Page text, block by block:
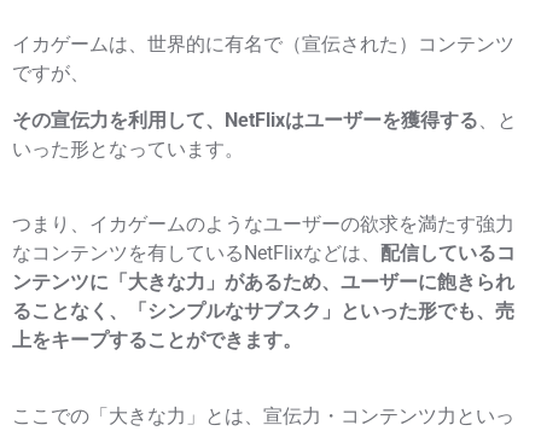
イカゲームは、世界的に有名で（宣伝された）コンテンツ
ですが、
その宣伝力を利用して、NetFlixはユーザーを獲得する 、と
いった形となっています。
つまり、イカゲームのようなユーザーの欲求を満たす強力
なコンテンツを有しているNetFlixなどは、 配信しているコ
ンテンツに「大きな力」があるため、ユーザーに飽きられ
ることなく、「シンプルなサブスク」といった形でも、売
上をキープすることができます。
ここでの「大きな力」とは、宣伝力・コンテンツ力といっ